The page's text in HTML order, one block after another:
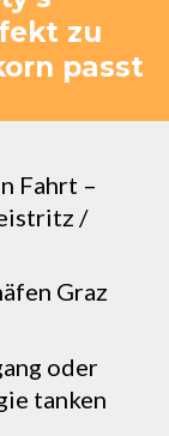
zu
passt
Fahrt –
/
Graz
oder
tanken